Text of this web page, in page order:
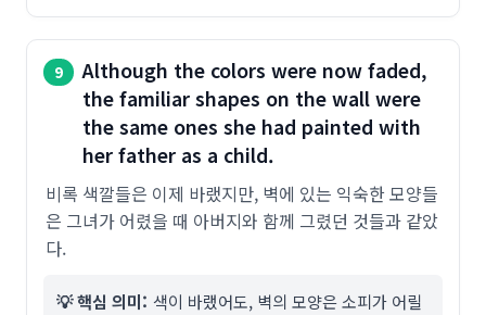
9
Although the colors were now faded,
the familiar shapes on the wall were
the same ones she had painted with
her father as a child.
비록 색깔들은 이제 바랬지만, 벽에 있는 익숙한 모양들
은 그녀가 어렸을 때 아버지와 함께 그렸던 것들과 같았
다.
💡 핵심 의미: 색이 바랬어도, 벽의 모양은 소피가 어릴